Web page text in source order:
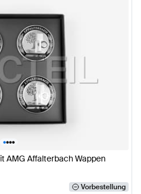
••••
AMG Affalterbach Wappen
Vorbestellung